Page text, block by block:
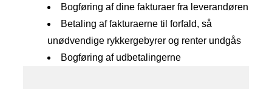
Bogføring af dine fakturaer fra leverandøren
Betaling af fakturaerne til forfald, så
unødvendige rykkergebyrer og renter undgås
Bogføring af udbetalingerne